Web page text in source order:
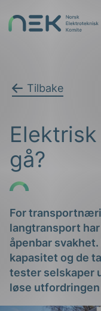
NEK
Tilbake
gå?
For
langtransport
åpenbar
kapasitet og de
tester selskaper
løse